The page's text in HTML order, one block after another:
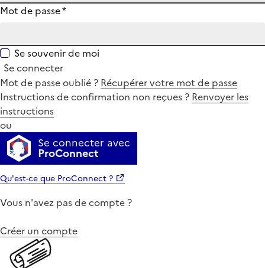
Mot de passe*
Se souvenir de moi
Se connecter
Mot de passe oublié ? Récupérer votre mot de passe
Instructions de confirmation non reçues ? Renvoyer les
instructions
ou
Se connecter avec
ProConnect
Qu'est-ce que ProConnect ?
Vous n'avez pas de compte ?
Créer un compte